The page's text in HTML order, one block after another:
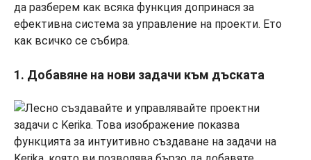
да разберем как всяка функция допринася за
ефективна система за управление на проекти. Ето
как всичко се събира.
1. Добавяне на нови задачи към дъската